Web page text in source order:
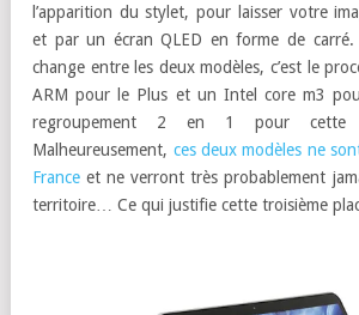
l’apparition du stylet, pour laisser votre
et par un écran QLED en forme de carré.
change entre les deux modèles, c’est le
ARM pour le Plus et un Intel core m3
regroupement 2 en 1 pour cette
Malheureusement, ces deux modèles ne
France et ne verront très probablement
territoire… Ce qui justifie cette troisième